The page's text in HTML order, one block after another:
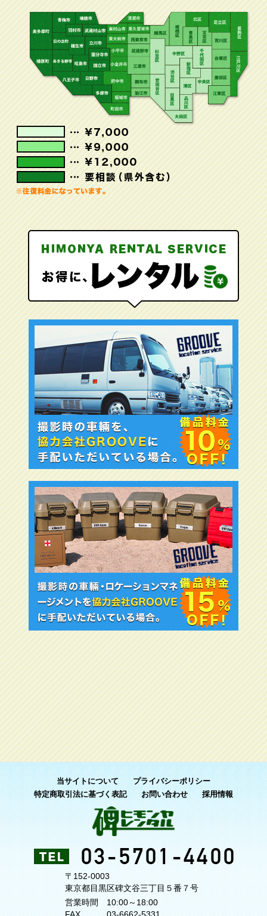
当サイトについて
プライバシーポリシー
特定商取引法に基づく表記
お問い合わせ 採用情報
〒152-0003
東京都目黒区碑文谷三丁目５番７号
営業時間
10:00～18:00